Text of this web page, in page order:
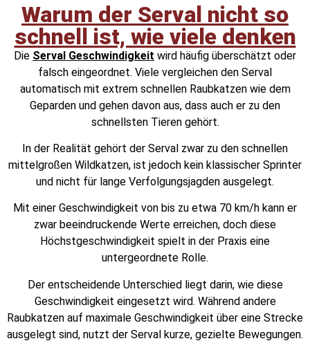
Warum der Serval nicht so
schnell ist, wie viele denken
Die Serval Geschwindigkeit wird häufig überschätzt oder
falsch eingeordnet. Viele vergleichen den Serval
automatisch mit extrem schnellen Raubkatzen wie dem
Geparden und gehen davon aus, dass auch er zu den
schnellsten Tieren gehört.
In der Realität gehört der Serval zwar zu den schnellen
mittelgroßen Wildkatzen, ist jedoch kein klassischer Sprinter
und nicht für lange Verfolgungsjagden ausgelegt.
Mit einer Geschwindigkeit von bis zu etwa 70 km/h kann er
zwar beeindruckende Werte erreichen, doch diese
Höchstgeschwindigkeit spielt in der Praxis eine
untergeordnete Rolle.
Der entscheidende Unterschied liegt darin, wie diese
Geschwindigkeit eingesetzt wird. Während andere
Raubkatzen auf maximale Geschwindigkeit über eine Strecke
ausgelegt sind, nutzt der Serval kurze, gezielte Bewegungen.